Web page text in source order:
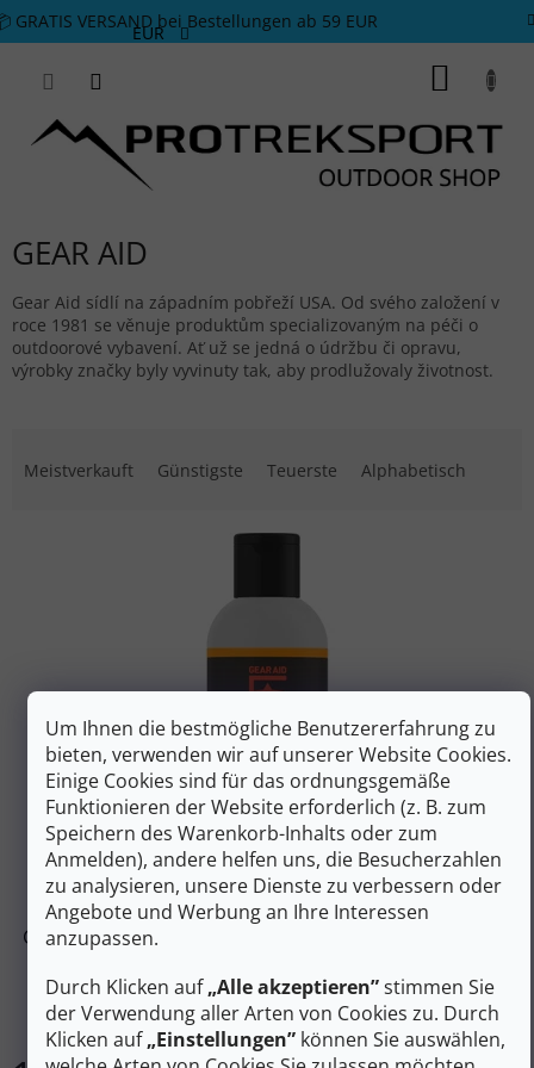
Um Ihnen die bestmögliche Benutzererfahrung zu
bieten, verwenden wir auf unserer Website Cookies.
Einige Cookies sind für das ordnungsgemäße
Funktionieren der Website erforderlich (z. B. zum
Speichern des Warenkorb-Inhalts oder zum
Anmelden), andere helfen uns, die Besucherzahlen
zu analysieren, unsere Dienste zu verbessern oder
Angebote und Werbung an Ihre Interessen
anzupassen.
Durch Klicken auf„Alle akzeptieren”stimmen Sie
der Verwendung aller Arten von Cookies zu. Durch
Klicken auf„Einstellungen” können Sie auswählen,
Zum Inhalt springen
GRATIS VERSAND bei Bestellungen ab 59 EUR
EUR
GEAR AID
Gear Aid sídlí na západním pobřeží USA. Od svého založení v
roce 1981 se věnuje produktům specializovaným na péči o
outdoorové vybavení. Ať už se jedná o údržbu či opravu,
výrobky značky byly vyvinuty tak, aby prodlužovaly životnost.
Meistverkauft Günstigste Teuerste Alphabetisch
13 €
–7 %
GEAR AID Lederschuh-Imprägniergel REVIVEX LEATHER
Auf Lager